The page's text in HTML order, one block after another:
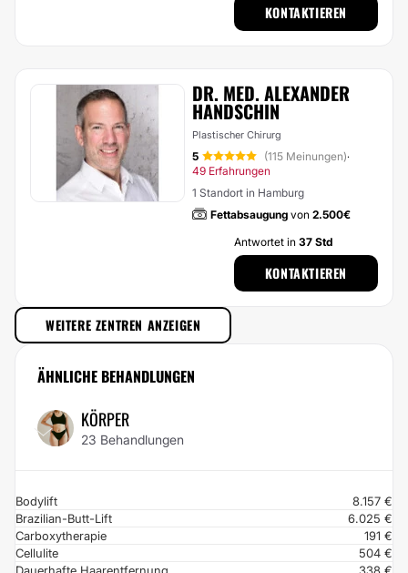
KONTAKTIEREN
DR. MED. ALEXANDER
HANDSCHIN
Plastischer Chirurg
5 (115 Meinungen)·
49 Erfahrungen
1 Standort in Hamburg
Fettabsaugung von 2.500€
Antwortet in 37 Std
KONTAKTIEREN
WEITERE ZENTREN ANZEIGEN
ÄHNLICHE BEHANDLUNGEN
KÖRPER
23 Behandlungen
Bodylift
8.157 €
Brazilian-Butt-Lift
6.025 €
Carboxytherapie
191 €
Cellulite
504 €